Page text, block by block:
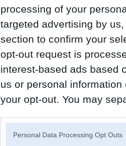
processing of your
targeted advertising by
section to confirm your
opt-out request is
interest-based ads based
us or personal
your opt-out. You may
Personal Data Processing Opt Outs